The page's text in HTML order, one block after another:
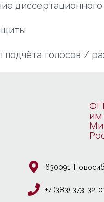
диссертационного
подчёта голосов /
630091,
+7 (383) 373-32-